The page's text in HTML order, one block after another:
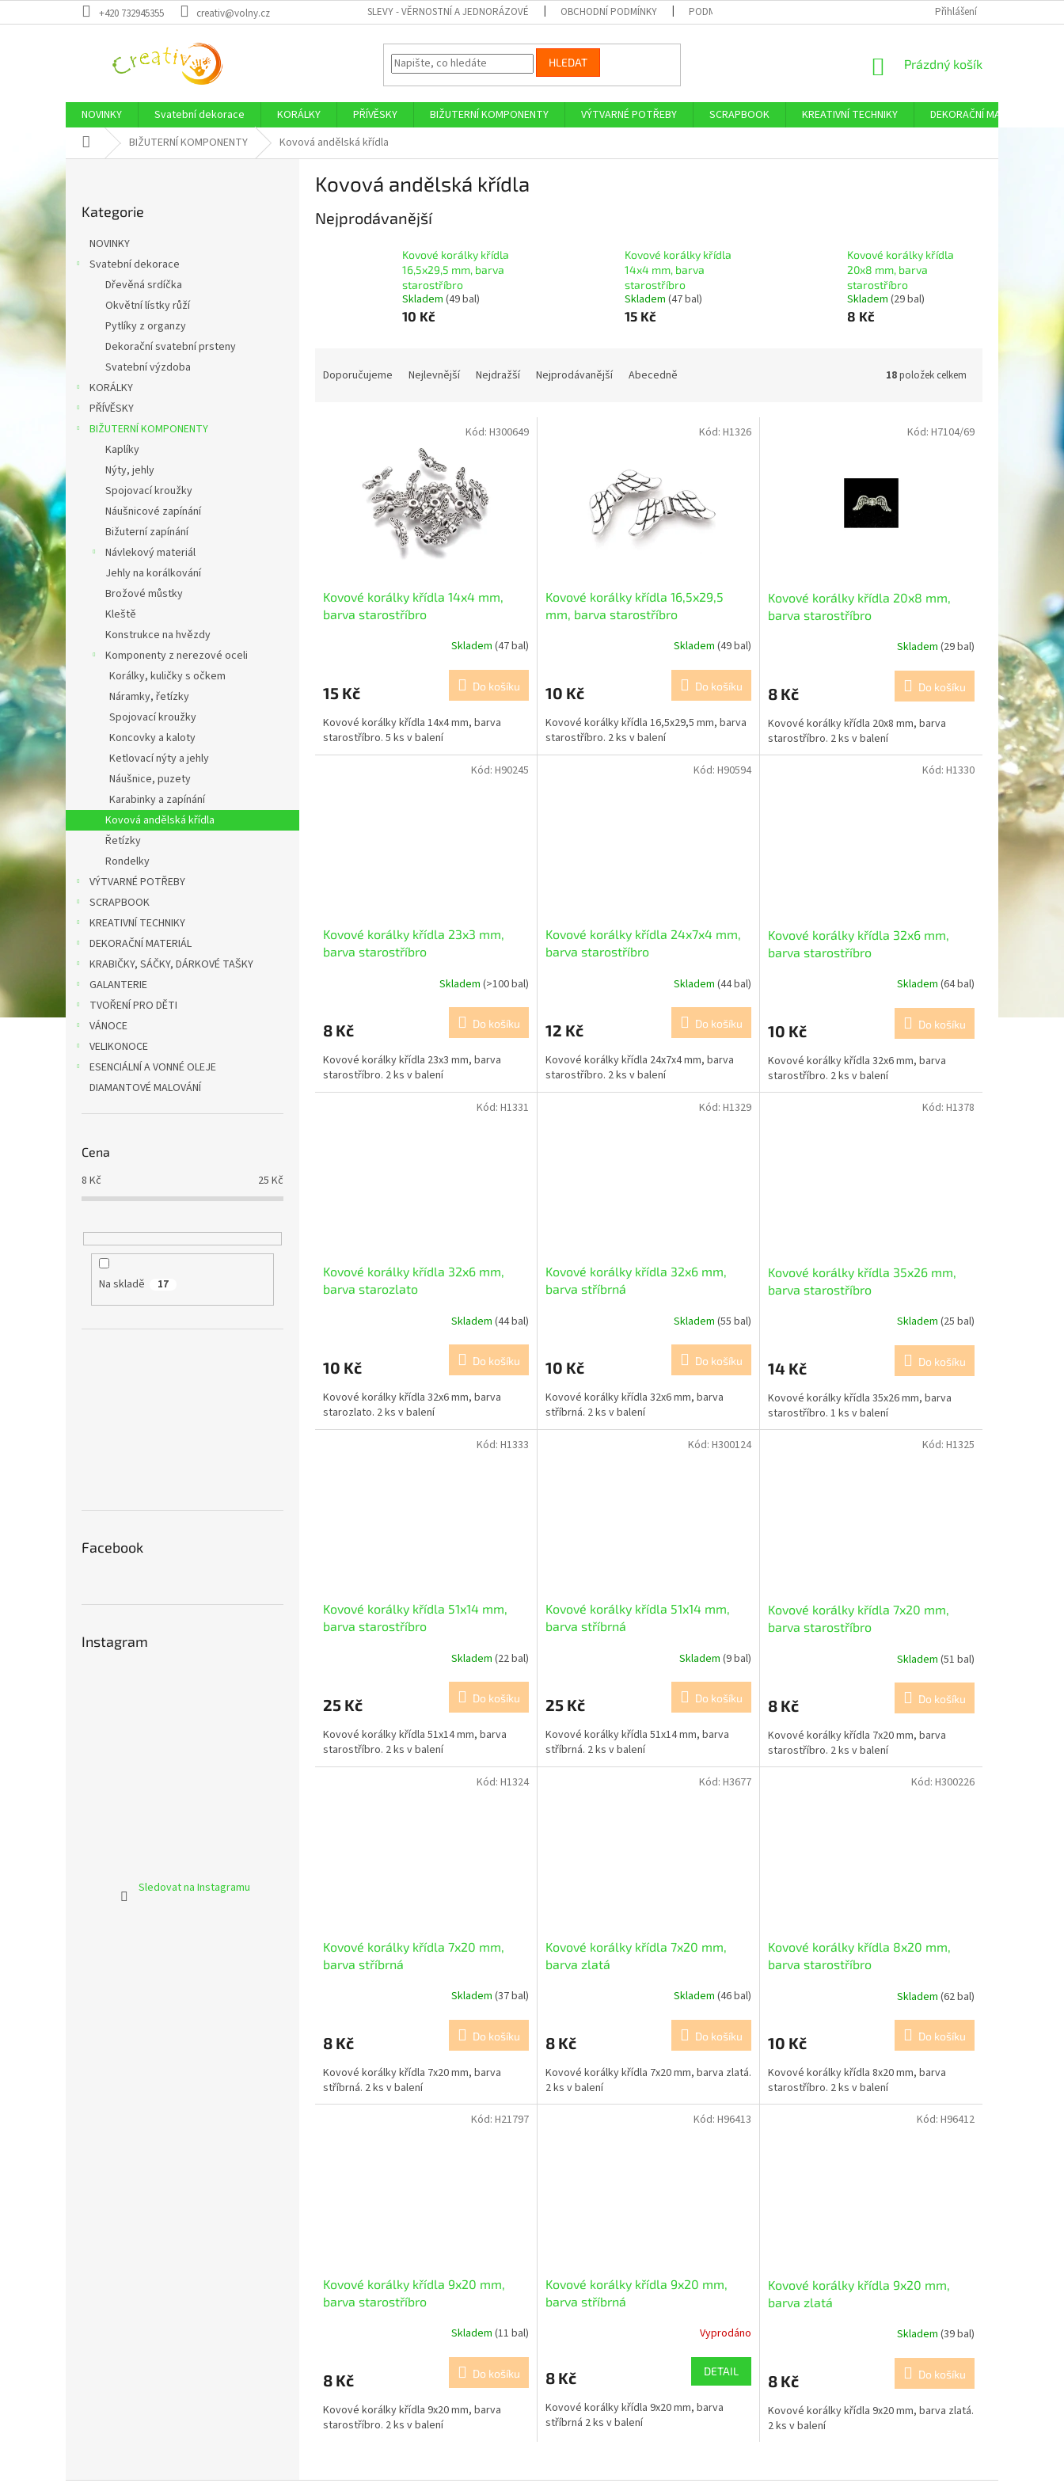
na
+420 732945355 creativ@volny.cz SLEVY - VĚRNOSTNÍ A JEDNORÁZOVÉ OBCHODNÍ PODMÍNKY PODMÍNKY OCHRANY OSOBNÍCH ÚDAJŮ DOPRAVA A PLATBA
Přihlášení
HLEDAT
NÁKUPNÍ
Prázdný košík
NOVINKY Svatební dekorace KORÁLKY PŘÍVĚSKY BIŽUTERNÍ KOMPONENTY VÝTVARNÉ POTŘEBY SCRAPBOOK KREATIVNÍ TECHNIKY
DEKORAČNÍ MATERIÁL
Domů BIŽUTERNÍ KOMPONENTY Kovová andělská křídla
P
o
p
a
n
kategorie
Kategorie
NOVINKY
Svatební dekorace
Dřevěná srdíčka
Okvětní lístky růží
Pytlíky z organzy
Dekorační svatební prsteny
Svatební výzdoba
KORÁLKY
PŘÍVĚSKY
BIŽUTERNÍ KOMPONENTY
Kaplíky
Nýty, jehly
Spojovací kroužky
Náušnicové zapínání
Bižuterní zapínání
Návlekový materiál
Jehly na korálkování
Brožové můstky
Kleště
Konstrukce na hvězdy
Komponenty z nerezové oceli
Korálky, kuličky s očkem
Náramky, řetízky
Spojovací kroužky
Koncovky a kaloty
Ketlovací nýty a jehly
Náušnice, puzety
Karabinky a zapínání
Kovová andělská křídla
Řetízky
Rondelky
VÝTVARNÉ POTŘEBY
SCRAPBOOK
KREATIVNÍ TECHNIKY
DEKORAČNÍ MATERIÁL
KRABIČKY, SÁČKY, DÁRKOVÉ TAŠKY
GALANTERIE
TVOŘENÍ PRO DĚTI
VÁNOCE
VELIKONOCE
ESENCIÁLNÍ A VONNÉ OLEJE
DIAMANTOVÉ MALOVÁNÍ
Cena
8 Kč 25 Kč
Na skladě 17
Facebook
Instagram
Sledovat na Instagramu
Kovová andělská křídla
Nejprodávanější
Kovové korálky křídla
16,5x29,5 mm, barva
starostříbro
Skladem (49 bal)
10 Kč
Kovové korálky křídla
14x4 mm, barva
starostříbro
Skladem (47 bal)
15 Kč
Kovové korálky křídla
20x8 mm, barva
starostříbro
Skladem (29 bal)
8 Kč
Doporučujeme Nejlevnější Nejdražší Nejprodávanější Abecedně 18položek celkem
Kovové korálky křídla 14x4 mm,
barva starostříbro
Skladem (47 bal)
15 Kč Do košíku
Kovové korálky křídla 14x4 mm, barva
starostříbro. 5 ks v balení
Kód: H300649
Kovové korálky křídla 16,5x29,5
mm, barva starostříbro
Skladem (49 bal)
10 Kč Do košíku
Kovové korálky křídla 16,5x29,5 mm, barva
starostříbro. 2 ks v balení
Kód: H1326
Kovové korálky křídla 20x8 mm,
barva starostříbro
Skladem (29 bal)
8 Kč Do košíku
Kovové korálky křídla 20x8 mm, barva
starostříbro. 2 ks v balení
Kód: H7104/69
Kovové korálky křídla 23x3 mm,
barva starostříbro
Skladem (>100 bal)
8 Kč Do košíku
Kovové korálky křídla 23x3 mm, barva
starostříbro. 2 ks v balení
Kód: H90245
Kovové korálky křídla 24x7x4 mm,
barva starostříbro
Skladem (44 bal)
12 Kč Do košíku
Kovové korálky křídla 24x7x4 mm, barva
starostříbro. 2 ks v balení
Kód: H90594
Kovové korálky křídla 32x6 mm,
barva starostříbro
Skladem (64 bal)
10 Kč Do košíku
Kovové korálky křídla 32x6 mm, barva
starostříbro. 2 ks v balení
Kód: H1330
Kovové korálky křídla 32x6 mm,
barva starozlato
Skladem (44 bal)
10 Kč Do košíku
Kovové korálky křídla 32x6 mm, barva
starozlato. 2 ks v balení
Kód: H1331
Kovové korálky křídla 32x6 mm,
barva stříbrná
Skladem (55 bal)
10 Kč Do košíku
Kovové korálky křídla 32x6 mm, barva
stříbrná. 2 ks v balení
Kód: H1329
Kovové korálky křídla 35x26 mm,
barva starostříbro
Skladem (25 bal)
14 Kč Do košíku
Kovové korálky křídla 35x26 mm, barva
starostříbro. 1 ks v balení
Kód: H1378
Kovové korálky křídla 51x14 mm,
barva starostříbro
Skladem (22 bal)
25 Kč Do košíku
Kovové korálky křídla 51x14 mm, barva
starostříbro. 2 ks v balení
Kód: H1333
Kovové korálky křídla 51x14 mm,
barva stříbrná
Skladem (9 bal)
25 Kč Do košíku
Kovové korálky křídla 51x14 mm, barva
stříbrná. 2 ks v balení
Kód: H300124
Kovové korálky křídla 7x20 mm,
barva starostříbro
Skladem (51 bal)
8 Kč Do košíku
Kovové korálky křídla 7x20 mm, barva
starostříbro. 2 ks v balení
Kód: H1325
Kovové korálky křídla 7x20 mm,
barva stříbrná
Skladem (37 bal)
8 Kč Do košíku
Kovové korálky křídla 7x20 mm, barva
stříbrná. 2 ks v balení
Kód: H1324
Kovové korálky křídla 7x20 mm,
barva zlatá
Skladem (46 bal)
8 Kč Do košíku
Kovové korálky křídla 7x20 mm, barva zlatá.
2 ks v balení
Kód: H3677
Kovové korálky křídla 8x20 mm,
barva starostříbro
Skladem (62 bal)
10 Kč Do košíku
Kovové korálky křídla 8x20 mm, barva
starostříbro. 2 ks v balení
Kód: H300226
Kovové korálky křídla 9x20 mm,
barva starostříbro
Skladem (11 bal)
8 Kč Do košíku
Kovové korálky křídla 9x20 mm, barva
starostříbro. 2 ks v balení
Kód: H21797
Kovové korálky křídla 9x20 mm,
barva stříbrná
Vyprodáno
8 Kč DETAIL
Kovové korálky křídla 9x20 mm, barva
stříbrná 2 ks v balení
Kód: H96413
Kovové korálky křídla 9x20 mm,
barva zlatá
Skladem (39 bal)
8 Kč Do košíku
Kovové korálky křídla 9x20 mm, barva zlatá.
2 ks v balení
Kód: H96412
v